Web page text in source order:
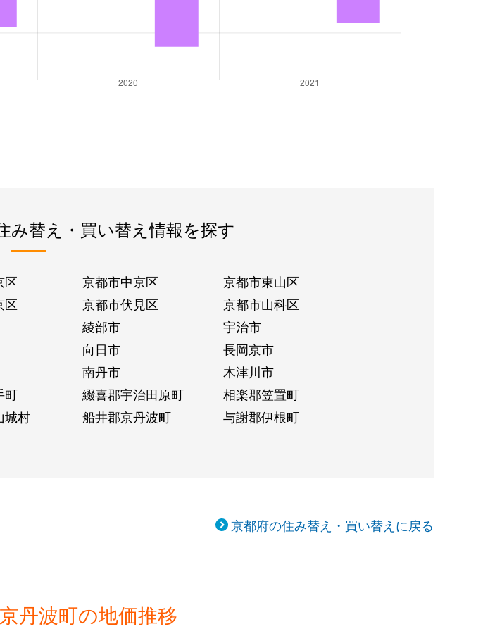
み替え・買い替え情報を探す
区 京都市中京区
京都市東山区
区 京都市伏見区
京都市山科区
綾部市
宇治市
向日市
長岡京市
南丹市
木津川市
町 綴喜郡宇治田原町
相楽郡笠置町
城村 船井郡京丹波町
与謝郡伊根町
京都府の住み替え・買い替えに戻る
丹波町の地価推移